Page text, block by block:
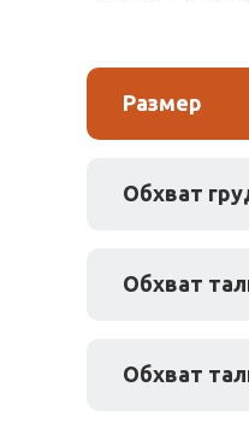
Обхват
Размер
Обхват
Обхват